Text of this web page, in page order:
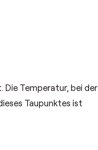
Temperatur, bei der
Taupunktes ist